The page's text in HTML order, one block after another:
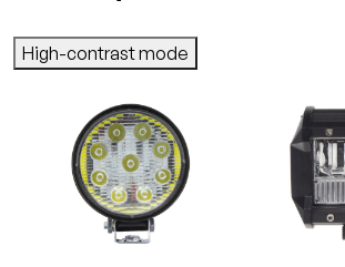
High-contrast mode